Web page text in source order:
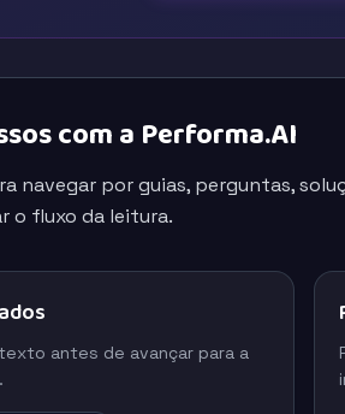
com a Performa.AI
navegar por guias, perguntas,
o fluxo da leitura.
antes de avançar para a